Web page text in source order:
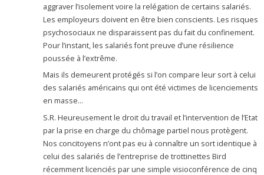
aggraver l’isolement voire la relégation de certains salariés.
Les employeurs doivent en être bien conscients. Les risques
psychosociaux ne disparaissent pas du fait du confinement.
Pour l’instant, les salariés font preuve d’une résilience
poussée à l’extrême.
Mais ils demeurent protégés si l’on compare leur sort à celui
des salariés américains qui ont été victimes de licenciements
en masse…
S.R. Heureusement le droit du travail et l’intervention de l’Etat
par la prise en charge du chômage partiel nous protègent.
Nos concitoyens n’ont pas eu à connaître un sort identique à
celui des salariés de l’entreprise de trottinettes Bird
récemment licenciés par une simple visioconférence de cinq